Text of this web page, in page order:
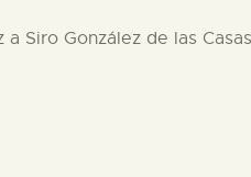
Siro González de las